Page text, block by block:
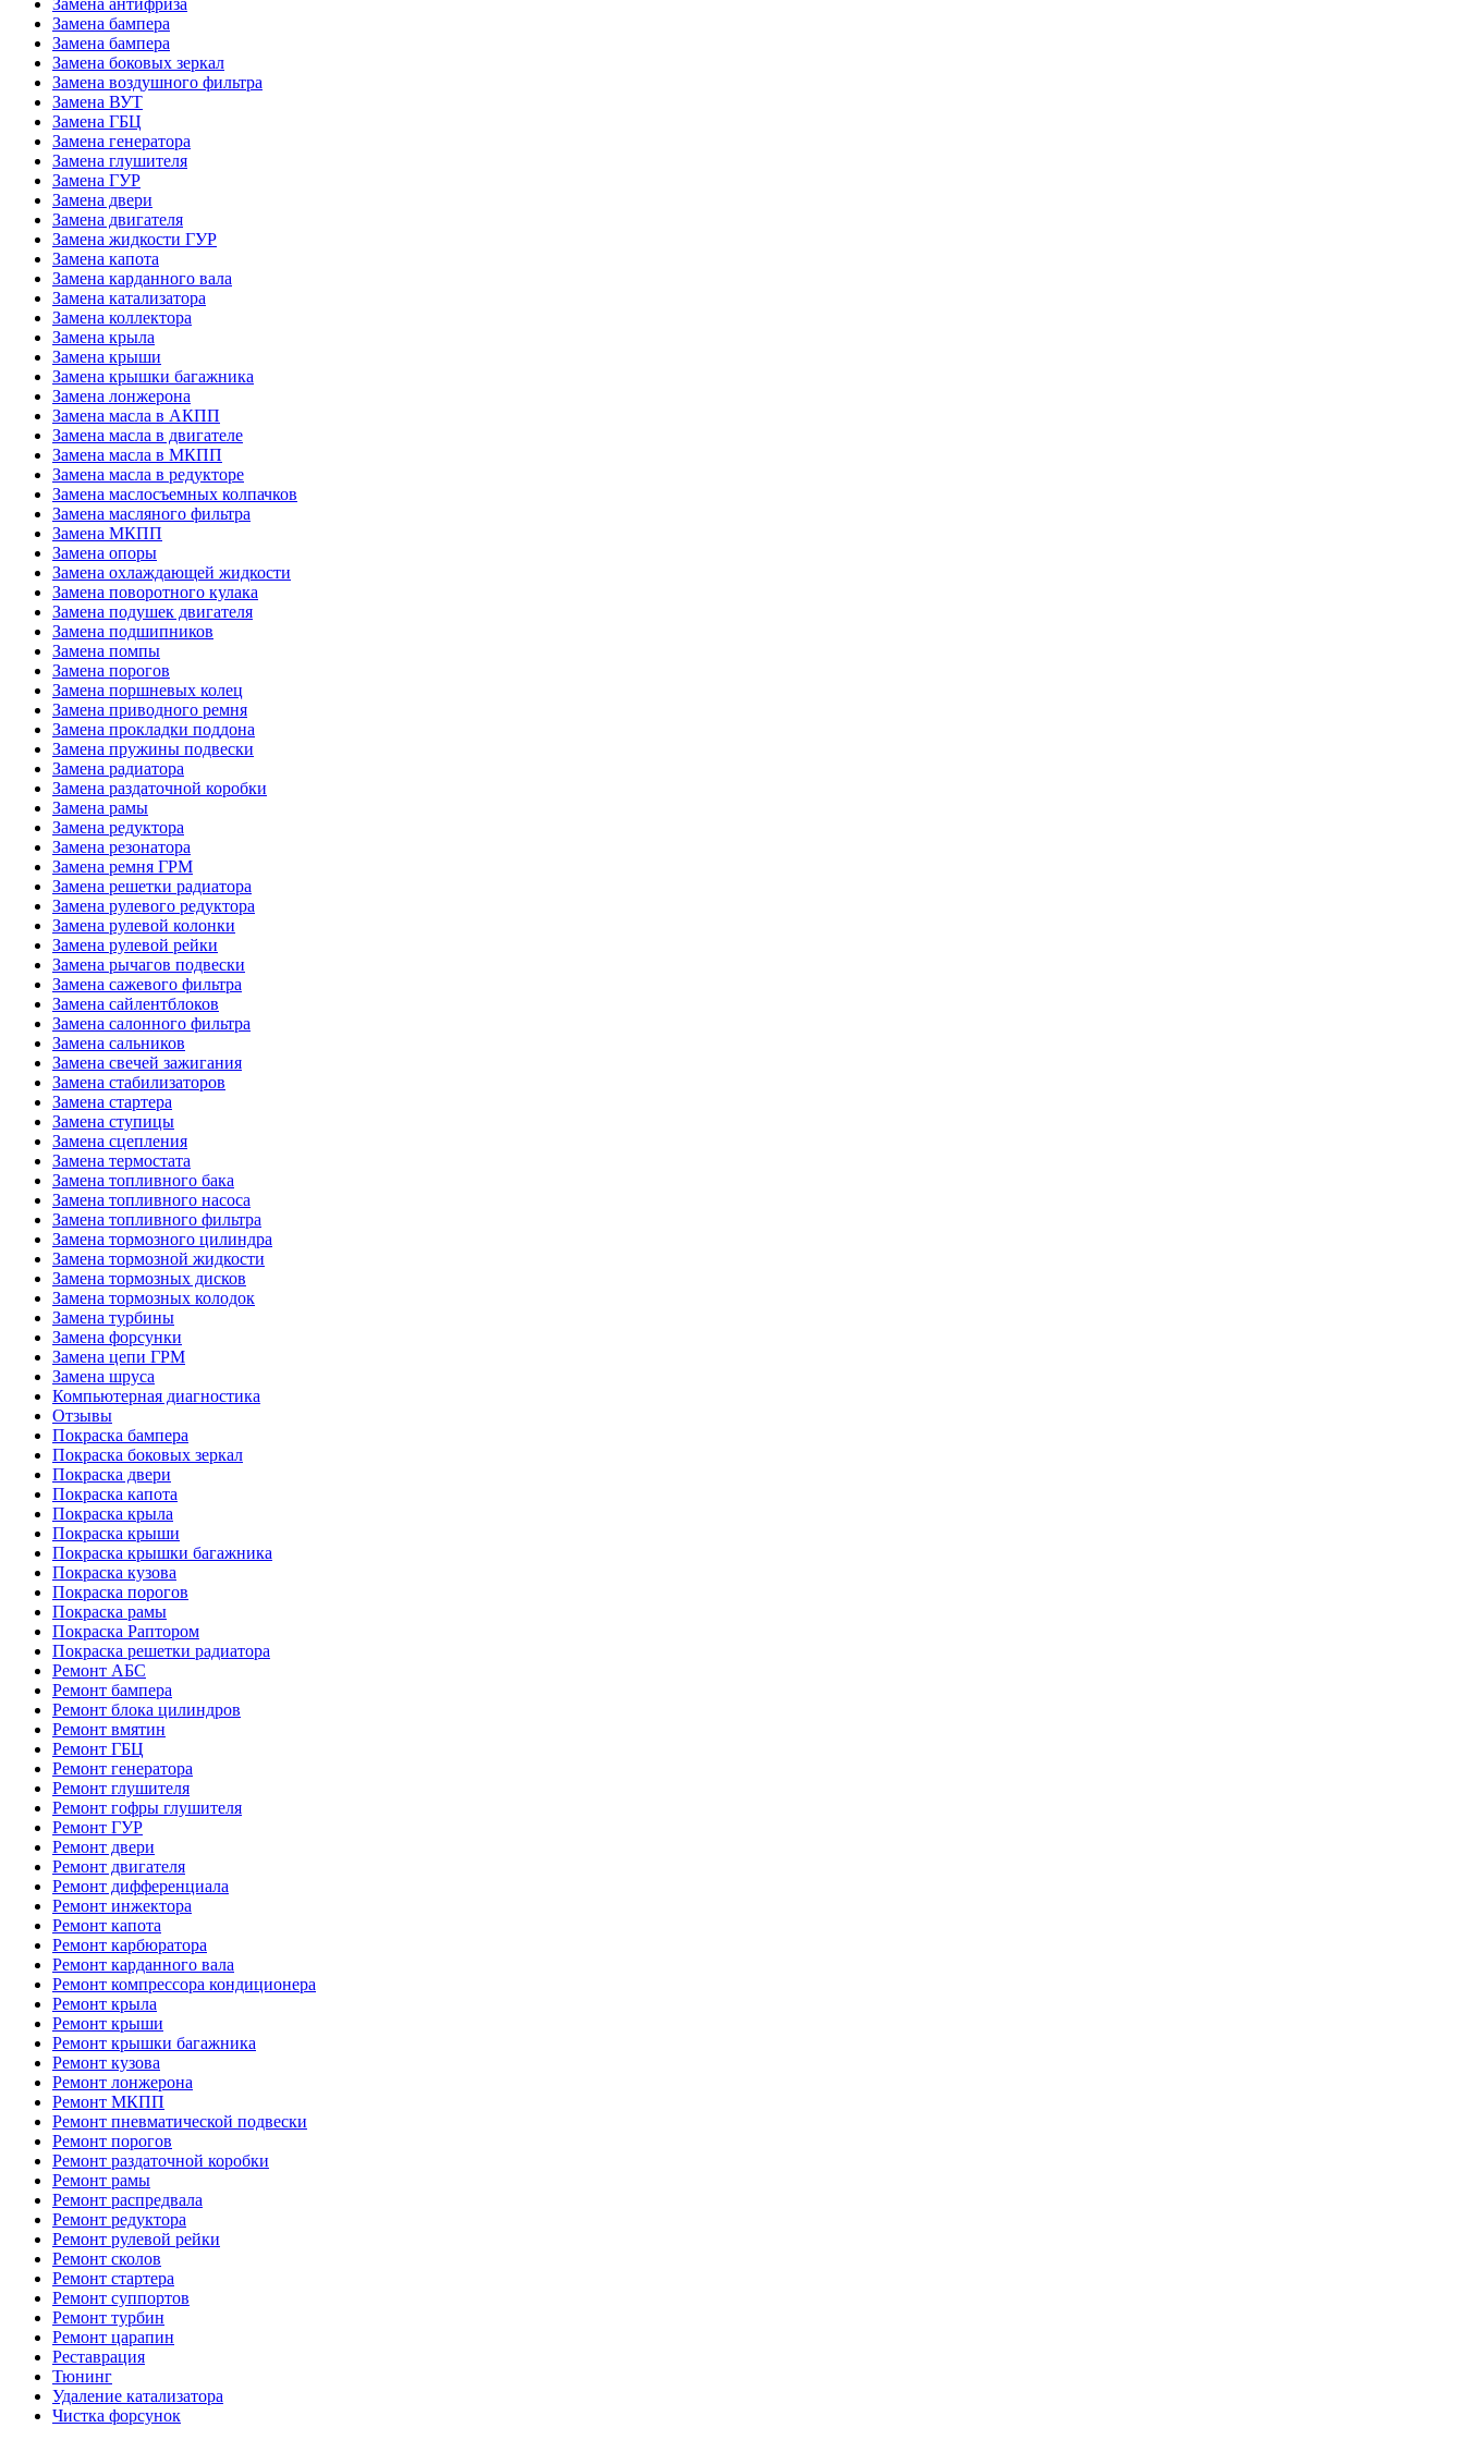
Замена антифриза
Замена бампера
Замена бампера
Замена боковых зеркал
Замена воздушного фильтра
Замена ВУТ
Замена ГБЦ
Замена генератора
Замена глушителя
Замена ГУР
Замена двери
Замена двигателя
Замена жидкости ГУР
Замена капота
Замена карданного вала
Замена катализатора
Замена коллектора
Замена крыла
Замена крыши
Замена крышки багажника
Замена лонжерона
Замена масла в АКПП
Замена масла в двигателе
Замена масла в МКПП
Замена масла в редукторе
Замена маслосъемных колпачков
Замена масляного фильтра
Замена МКПП
Замена опоры
Замена охлаждающей жидкости
Замена поворотного кулака
Замена подушек двигателя
Замена подшипников
Замена помпы
Замена порогов
Замена поршневых колец
Замена приводного ремня
Замена прокладки поддона
Замена пружины подвески
Замена радиатора
Замена раздаточной коробки
Замена рамы
Замена редуктора
Замена резонатора
Замена ремня ГРМ
Замена решетки радиатора
Замена рулевого редуктора
Замена рулевой колонки
Замена рулевой рейки
Замена рычагов подвески
Замена сажевого фильтра
Замена сайлентблоков
Замена салонного фильтра
Замена сальников
Замена свечей зажигания
Замена стабилизаторов
Замена стартера
Замена ступицы
Замена сцепления
Замена термостата
Замена топливного бака
Замена топливного насоса
Замена топливного фильтра
Замена тормозного цилиндра
Замена тормозной жидкости
Замена тормозных дисков
Замена тормозных колодок
Замена турбины
Замена форсунки
Замена цепи ГРМ
Замена шруса
Компьютерная диагностика
Отзывы
Покраска бампера
Покраска боковых зеркал
Покраска двери
Покраска капота
Покраска крыла
Покраска крыши
Покраска крышки багажника
Покраска кузова
Покраска порогов
Покраска рамы
Покраска Раптором
Покраска решетки радиатора
Ремонт АБС
Ремонт бампера
Ремонт блока цилиндров
Ремонт вмятин
Ремонт ГБЦ
Ремонт генератора
Ремонт глушителя
Ремонт гофры глушителя
Ремонт ГУР
Ремонт двери
Ремонт двигателя
Ремонт дифференциала
Ремонт инжектора
Ремонт капота
Ремонт карбюратора
Ремонт карданного вала
Ремонт компрессора кондиционера
Ремонт крыла
Ремонт крыши
Ремонт крышки багажника
Ремонт кузова
Ремонт лонжерона
Ремонт МКПП
Ремонт пневматической подвески
Ремонт порогов
Ремонт раздаточной коробки
Ремонт рамы
Ремонт распредвала
Ремонт редуктора
Ремонт рулевой рейки
Ремонт сколов
Ремонт стартера
Ремонт суппортов
Ремонт турбин
Ремонт царапин
Реставрация
Тюнинг
Удаление катализатора
Чистка форсунок